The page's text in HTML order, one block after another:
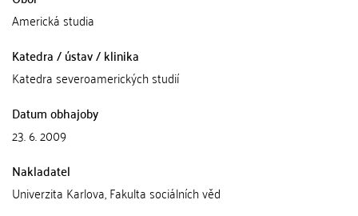
Americká studia
Katedra / ústav / klinika
Katedra severoamerických studií
Datum obhajoby
23. 6. 2009
Nakladatel
Univerzita Karlova, Fakulta sociálních věd